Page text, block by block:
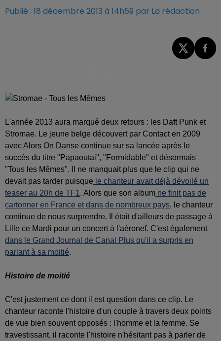
Publié : 18 décembre 2013 à 14h59 par La rédaction
L'année 2013 aura marqué deux retours : les Daft Punk et
Stromae. Le jeune belge découvert par Contact en 2009
avec Alors On Danse continue sur sa lancée après le
succès du titre "Papaoutai", "Formidable" et désormais
"Tous les Mêmes". Il ne manquait plus que le clip qui ne
devait pas tarder puisque le chanteur avait déjà dévoilé un
teaser au 20h de TF1 . Alors que son album ne finit pas de
cartonner en France et dans de nombreux pays, le chanteur
continue de nous surprendre. Il était d'ailleurs de passage à
Lille ce Mardi pour un concert à l'aéronef. C'est également
dans le Grand Journal de Canal Plus qu'il a surpris en
parlant à sa moitié.
Histoire de moitié
C'est justement ce dont il est question dans ce clip. Le
chanteur raconte l'histoire d'un couple à travers deux points
de vue bien souvent opposés : l'homme et la femme. Se
travestissant, il raconte l'histoire n'hésitant pas à parler de